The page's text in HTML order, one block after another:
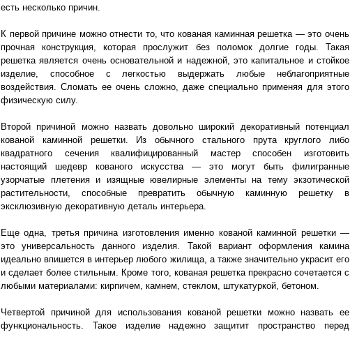
есть несколько причин.
К первой причине можно отнести то, что кованая каминная решетка — это очень
прочная конструкция, которая прослужит без поломок долгие годы. Такая
решетка является очень основательной и надежной, это капитальное и стойкое
изделие, способное с легкостью выдержать любые неблагоприятные
воздействия. Сломать ее очень сложно, даже специально применяя для этого
физическую силу.
Второй причиной можно назвать довольно широкий декоративный потенциал
кованой каминной решетки. Из обычного стального прута круглого либо
квадратного сечения квалифицированный мастер способен изготовить
настоящий шедевр кованого искусства — это могут быть филигранные
узорчатые плетения и изящные ювелирные элементы на тему экзотической
растительности, способные превратить обычную каминную решетку в
эксклюзивную декоративную деталь интерьера.
Еще одна, третья причина изготовления именно кованой каминной решетки —
это универсальность данного изделия. Такой вариант оформления камина
идеально впишется в интерьер любого жилища, а также значительно украсит его
и сделает более стильным. Кроме того, кованая решетка прекрасно сочетается с
любыми материалами: кирпичем, камнем, стеклом, штукатуркой, бетоном.
Четвертой причиной для использования кованой решетки можно назвать ее
функциональность. Такое изделие надежно защитит пространство перед